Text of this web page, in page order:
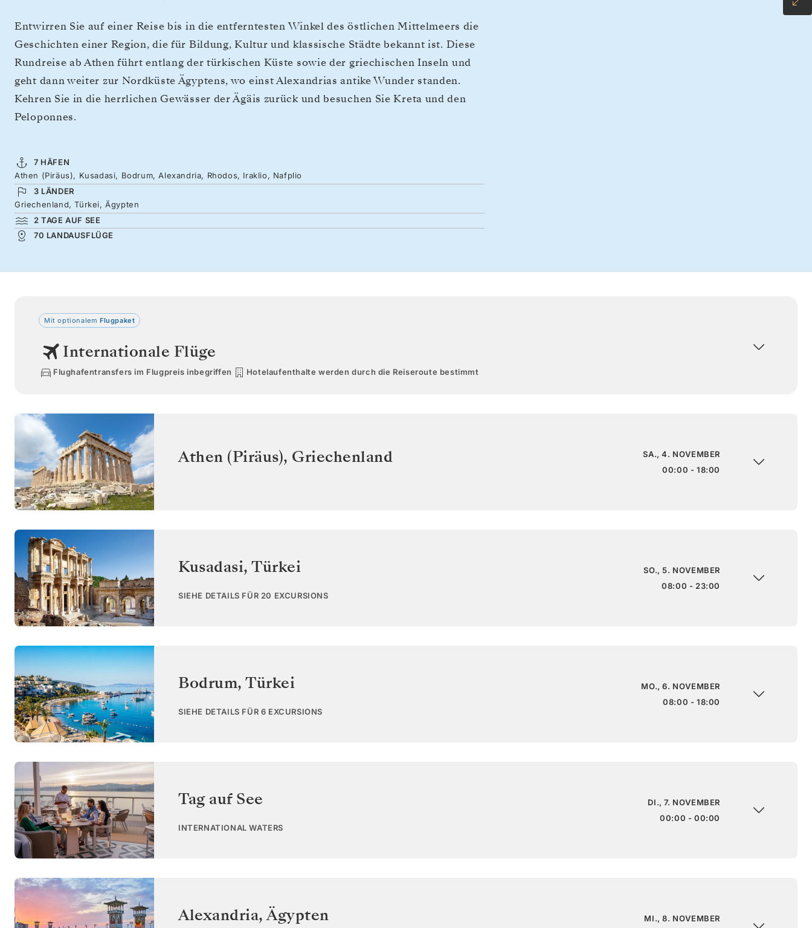
Entwirren Sie auf einer Reise bis in die entferntesten Winkel des östlichen Mittelmeers die
Geschichten einer Region, die für Bildung, Kultur und klassische Städte bekannt ist. Diese
Rundreise ab Athen führt entlang der türkischen Küste sowie der griechischen Inseln und
geht dann weiter zur Nordküste Ägyptens, wo einst Alexandrias antike Wunder standen.
Kehren Sie in die herrlichen Gewässer der Ägäis zurück und besuchen Sie Kreta und den
Peloponnes.
7 HÄFEN
Athen (Piräus), Kusadasi, Bodrum, Alexandria, Rhodos, Iraklio, Nafplio
3 LÄNDER
Griechenland, Türkei, Ägypten
2 TAGE AUF SEE
70 LANDAUSFLÜGE
Mit optionalem Flugpaket
Internationale Flüge
Flughafentransfers im Flugpreis inbegriffen Hotelaufenthalte werden durch die Reiseroute bestimmt
Athen (Piräus), Griechenland
SA., 4. NOVEMBER
00:00 - 18:00
Kusadasi, Türkei
SIEHE DETAILS FÜR 20 EXCURSIONS
SO., 5. NOVEMBER
08:00 - 23:00
Bodrum, Türkei
SIEHE DETAILS FÜR 6 EXCURSIONS
MO., 6. NOVEMBER
08:00 - 18:00
Tag auf See
INTERNATIONAL WATERS
DI., 7. NOVEMBER
00:00 - 00:00
Alexandria,Ägypten
MI., 8. NOVEMBER